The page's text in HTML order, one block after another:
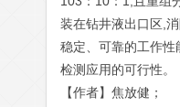
装在钻井液出口区,
稳定、可靠的工作
检测应用的可行性。
【作者】焦放健；